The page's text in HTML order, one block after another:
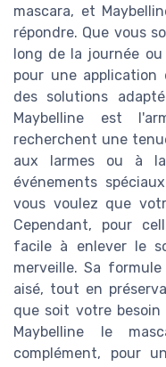
mascara, et
répondre. Que vous
long de la journée
pour une application
des solutions
Maybelline est
recherchent une
aux larmes ou à
événements
vous voulez que
Cependant, pour
facile à enlever le
merveille. Sa
aisé, tout en
que soit votre
Maybelline le
complément, pour